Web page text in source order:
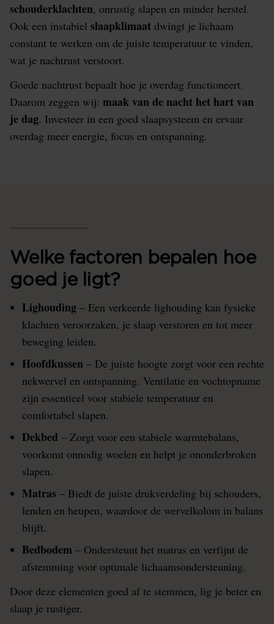
schouderklachten, onrustig slapen en minder herstel.
Ook een instabiel slaapklimaat dwingt je lichaam
constant te werken om de juiste temperatuur te vinden,
wat je nachtrust verstoort.
Goede nachtrust bepaalt hoe je overdag functioneert.
Daarom zeggen wij: maak van de nacht het hart van
je dag. Investeer in een goed slaapsysteem en ervaar
overdag meer energie, focus en ontspanning.
Welke factoren bepalen hoe
goed je ligt?
Lighouding – Een verkeerde lighouding kan fysieke
klachten veroorzaken, je slaap verstoren en tot meer
beweging leiden.
Hoofdkussen – De juiste hoogte zorgt voor een rechte
nekwervel en ontspanning. Ventilatie en vochtopname
zijn essentieel voor stabiele temperatuur en
comfortabel slapen.
Dekbed – Zorgt voor een stabiele warmtebalans,
voorkomt onnodig woelen en helpt je ononderbroken
slapen.
Matras – Biedt de juiste drukverdeling bij schouders,
lenden en heupen, waardoor de wervelkolom in balans
blijft.
Bedbodem – Ondersteunt het matras en verfijnt de
afstemming voor optimale lichaamsondersteuning.
Door deze elementen goed af te stemmen, lig je beter en
slaap je rustiger.